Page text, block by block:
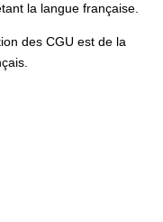
la langue française.
des CGU est de la